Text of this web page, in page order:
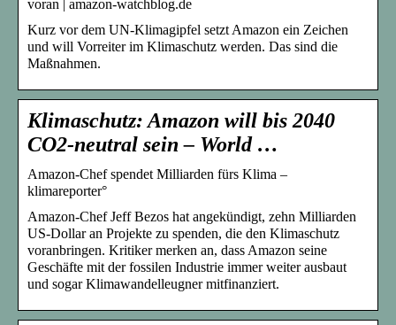
voran | amazon-watchblog.de
Kurz vor dem UN-Klimagipfel setzt Amazon ein Zeichen
und will Vorreiter im Klimaschutz werden. Das sind die
Maßnahmen.
Klimaschutz: Amazon will bis 2040
CO2-neutral sein – World …
Amazon-Chef spendet Milliarden fürs Klima –
klimareporter°
Amazon-Chef Jeff Bezos hat angekündigt, zehn Milliarden
US-Dollar an Projekte zu spenden, die den Klimaschutz
voranbringen. Kritiker merken an, dass Amazon seine
Geschäfte mit der fossilen Industrie immer weiter ausbaut
und sogar Klimawandelleugner mitfinanziert.